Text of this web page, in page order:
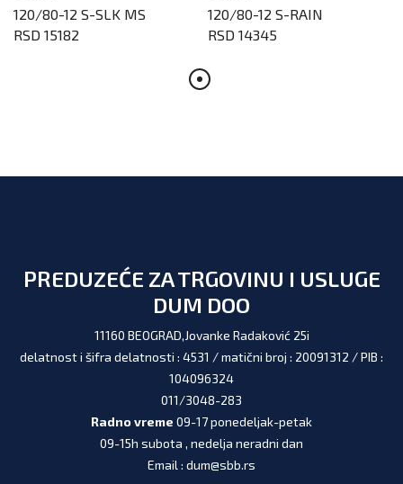
120/80-12 S-SLK MS
RSD 15182
120/80-12 S-RAIN
RSD 14345
PREDUZEĆE ZA TRGOVINU I USLUGE
DUM DOO
11160 BEOGRAD,Jovanke Radaković 25i
delatnost i šifra delatnosti : 4531 / matični broj : 20091312 / PIB :
104096324
011/3048-283
Radno vreme 09-17 ponedeljak-petak
09-15h subota , nedelja neradni dan
Email : dum@sbb.rs